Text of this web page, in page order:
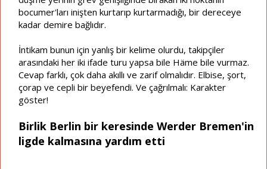
bocumer'ları inişten kurtarıp kurtarmadığı, bir dereceye
kadar demire bağlıdır.
İntikam bunun için yanlış bir kelime olurdu, takipçiler
arasındaki her iki ifade turu yapsa bile Häme bile vurmaz.
Cevap farklı, çok daha akıllı ve zarif olmalıdır. Elbise, şort,
çorap ve cepli bir beyefendi. Ve çağrılmalı: Karakter
göster!
Birlik Berlin bir keresinde Werder Bremen'in
ligde kalmasına yardım etti